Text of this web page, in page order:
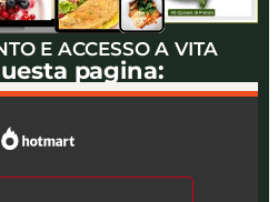
E ACCESSO A VITA
pagina: